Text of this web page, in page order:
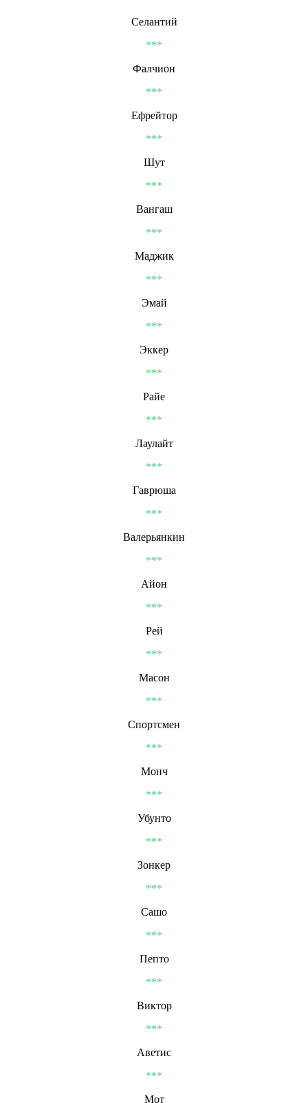
Селантий
***
Фалчион
***
Ефрейтор
***
Шут
***
Вангаш
***
Маджик
***
Эмай
***
Эккер
***
Райе
***
Лаулайт
***
Гаврюша
***
Валерьянкин
***
Айон
***
Рей
***
Масон
***
Спортсмен
***
Монч
***
Убунто
***
Зонкер
***
Сашо
***
Пепто
***
Виктор
***
Аветис
***
Мот